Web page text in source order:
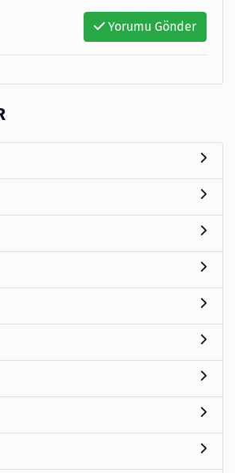
Yorumu Gönder